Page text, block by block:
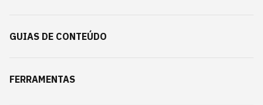
GUIAS DE CONTEÚDO
FERRAMENTAS